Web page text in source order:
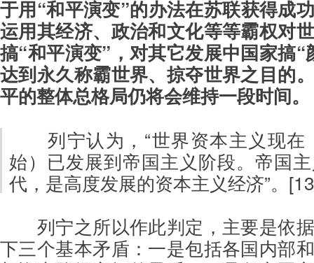
于用“和平演变”的办法在苏联获得成
运用其经济、政治和文化等等霸权对
搞“和平演变”，对其它发展中国家搞
达到永久称霸世界、掠夺世界之目的
平的整体总格局仍将会维持一段时间。
列宁认为，“世界资本主义现
始）已发展到帝国主义阶段。帝国
代，是高度发展的资本主义经济”。
列宁之所以作此判定，主要是依
下三个基本矛盾：一是包括各国内部